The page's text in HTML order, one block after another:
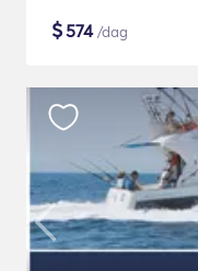
$574/dag